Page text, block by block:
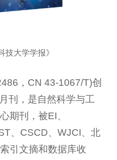
技大学学报》
，CN 43-1067/T)创
刊，是自然科学与工
期刊，被EI、
、CSCD、WJCI、北
引文摘和数据库收